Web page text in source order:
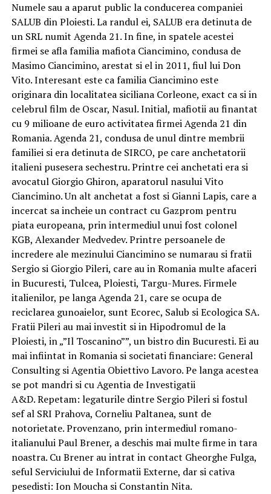
Numele sau a aparut public la conducerea companiei
SALUB din Ploiesti. La randul ei, SALUB era detinuta de
un SRL numit Agenda 21. In fine, in spatele acestei
firmei se afla familia mafiota Ciancimino, condusa de
Masimo Ciancimino, arestat si el in 2011, fiul lui Don
Vito. Interesant este ca familia Ciancimino este
originara din localitatea siciliana Corleone, exact ca si in
celebrul film de Oscar, Nasul. Initial, mafiotii au finantat
cu 9 milioane de euro activitatea firmei Agenda 21 din
Romania. Agenda 21, condusa de unul dintre membrii
familiei si era detinuta de SIRCO, pe care anchetatorii
italieni pusesera sechestru. Printre cei anchetati era si
avocatul Giorgio Ghiron, aparatorul nasului Vito
Ciancimino. Un alt anchetat a fost si Gianni Lapis, care a
incercat sa incheie un contract cu Gazprom pentru
piata europeana, prin intermediul unui fost colonel
KGB, Alexander Medvedev. Printre persoanele de
incredere ale mezinului Ciancimino se numarau si fratii
Sergio si Giorgio Pileri, care au in Romania multe afaceri
in Bucuresti, Tulcea, Ploiesti, Targu-Mures. Firmele
italienilor, pe langa Agenda 21, care se ocupa de
reciclarea gunoaielor, sunt Ecorec, Salub si Ecologica SA.
Fratii Pileri au mai investit si in Hipodromul de la
Ploiesti, in „”Il Toscanino””, un bistro din Bucuresti. Ei au
mai infiintat in Romania si societati financiare: General
Consulting si Agentia Obiettivo Lavoro. Pe langa acestea
se pot mandri si cu Agentia de Investigatii
A&D. Repetam: legaturile dintre Sergio Pileri si fostul
sef al SRI Prahova, Corneliu Paltanea, sunt de
notorietate. Provenzano, prin intermediul romano-
italianului Paul Brener, a deschis mai multe firme in tara
noastra. Cu Brener au intrat in contact Gheorghe Fulga,
seful Serviciului de Informatii Externe, dar si cativa
pesedisti: Ion Moucha si Constantin Nita.